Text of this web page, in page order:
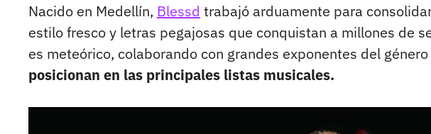
Nacido en Medellín, Blessd trabajó arduamente para
estilo fresco y letras pegajosas que conquistan a millones de
es meteórico, colaborando con grandes exponentes del
posicionan en las principales listas musicales.